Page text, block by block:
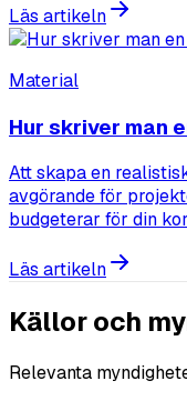
Läs artikeln
Material
Hur skriver man
Att skapa en
avgörande för
budgeterar för din
Läs artikeln
Källor och
Relevanta